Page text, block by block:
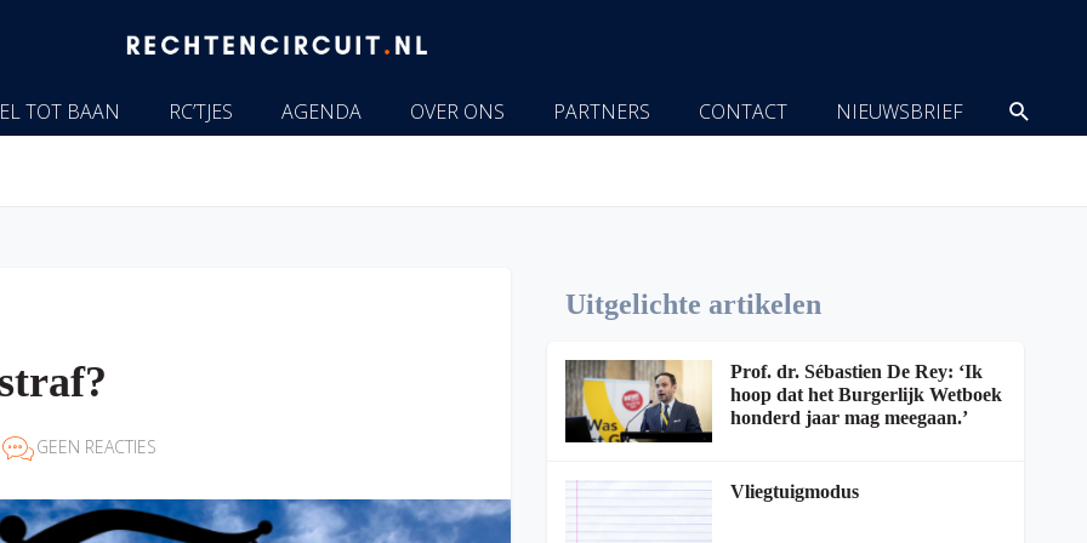
TOT BAAN RC’TJES AGENDA OVER ONS PARTNERS CONTACT NIEUWSBRIEF
GEEN REACTIES
Uitgelichte artikelen
Prof. dr. Sébastien De Rey: ‘Ik
hoop dat het Burgerlijk Wetboek
honderd jaar mag meegaan.’
Vliegtuigmodus